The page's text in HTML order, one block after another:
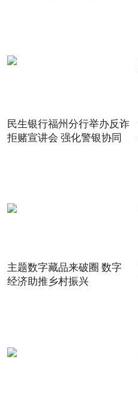
民生银行福州分行举办反诈
拒赌宣讲会 强化警银协同
主题数字藏品来破圈 数字
经济助推乡村振兴